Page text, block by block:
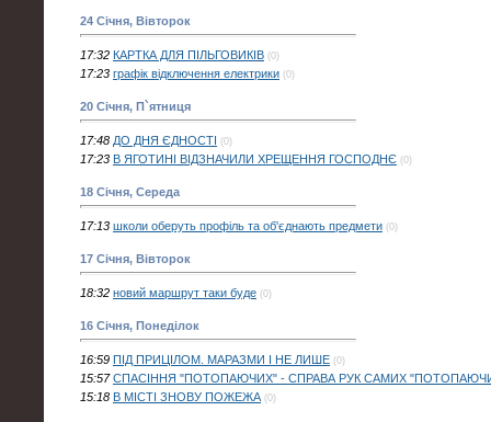
24 Січня, Вівторок
17:32 КАРТКА ДЛЯ ПІЛЬГОВИКІВ (0)
17:23 графік відключення електрики (0)
20 Січня, П`ятниця
17:48 ДО ДНЯ ЄДНОСТІ (0)
17:23 В ЯГОТИНІ ВІДЗНАЧИЛИ ХРЕЩЕННЯ ГОСПОДНЄ (0)
18 Січня, Середа
17:13 школи оберуть профіль та об'єднають предмети (0)
17 Січня, Вівторок
18:32 новий маршрут таки буде (0)
16 Січня, Понеділок
16:59 ПІД ПРИЦІЛОМ. МАРАЗМИ І НЕ ЛИШЕ (0)
15:57 СПАСІННЯ "ПОТОПАЮЧИХ" - СПРАВА РУК САМИХ
15:18 В МІСТІ ЗНОВУ ПОЖЕЖА (0)